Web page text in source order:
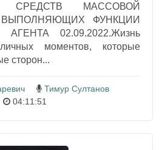
СРЕДСТВ МАССОВОЙ
ФУНКЦИИ
02.09.2022.Жизнь
моментов, которые
сторон...
Тимур Султанов
04:11:51